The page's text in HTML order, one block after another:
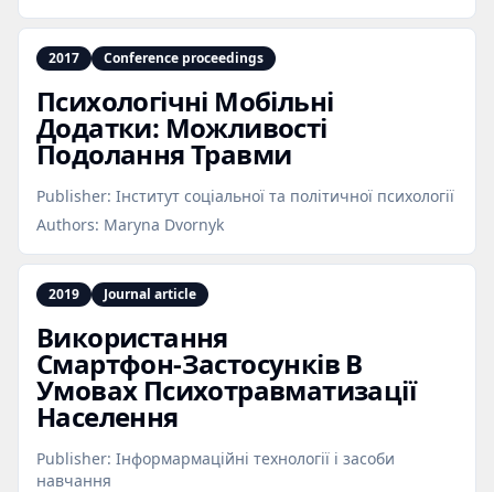
2017 Conference proceedings
Психологічні Мобільні
Додатки: Можливості
Подолання Травми
Publisher: Інститут соціальної та політичної психології
Authors: Maryna Dvornyk
2019 Journal article
Використання
Смартфон‑Застосунків В
Умовах Психотравматизації
Населення
Publisher: Інформармаційні технології і засоби
навчання